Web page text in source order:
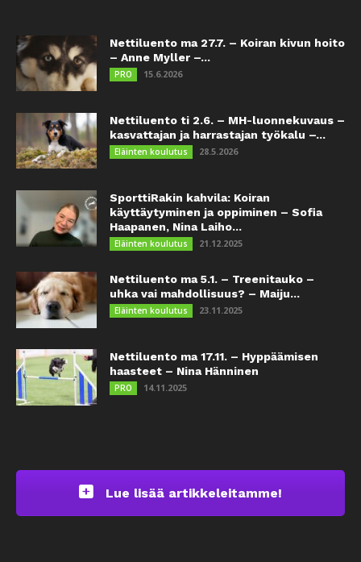
Nettiluento ma 27.7. – Koiran kivun hoito
– Anne Myller –...
PRO 15.6.2026
Nettiluento ti 2.6. – MH-luonnekuvaus –
kasvattajan ja harrastajan työkalu –...
Eläinten koulutus 28.5.2026
SporttiRakin kahvila: Koiran
käyttäytyminen ja oppiminen – Sofia
Haapanen, Nina Laiho...
Eläinten koulutus 21.12.2025
Nettiluento ma 5.1. – Treenitauko –
uhka vai mahdollisuus? – Maiju...
Eläinten koulutus 23.11.2025
Nettiluento ma 17.11. – Hyppäämisen
haasteet – Nina Hänninen
PRO 14.11.2025
Lue lisää artikkeleitamme!